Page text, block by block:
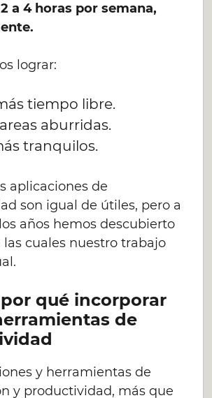
a 4 horas por semana,
lograr:
tiempo libre.
aburridas.
tranquilos.
aplicaciones de
son igual de útiles, pero a
años hemos descubierto
las cuales nuestro trabajo
qué incorporar
de
y herramientas de
y productividad, más que